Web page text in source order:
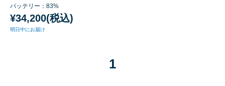
バッテリー：83%
¥34,200(税込)
明日中にお届け
1